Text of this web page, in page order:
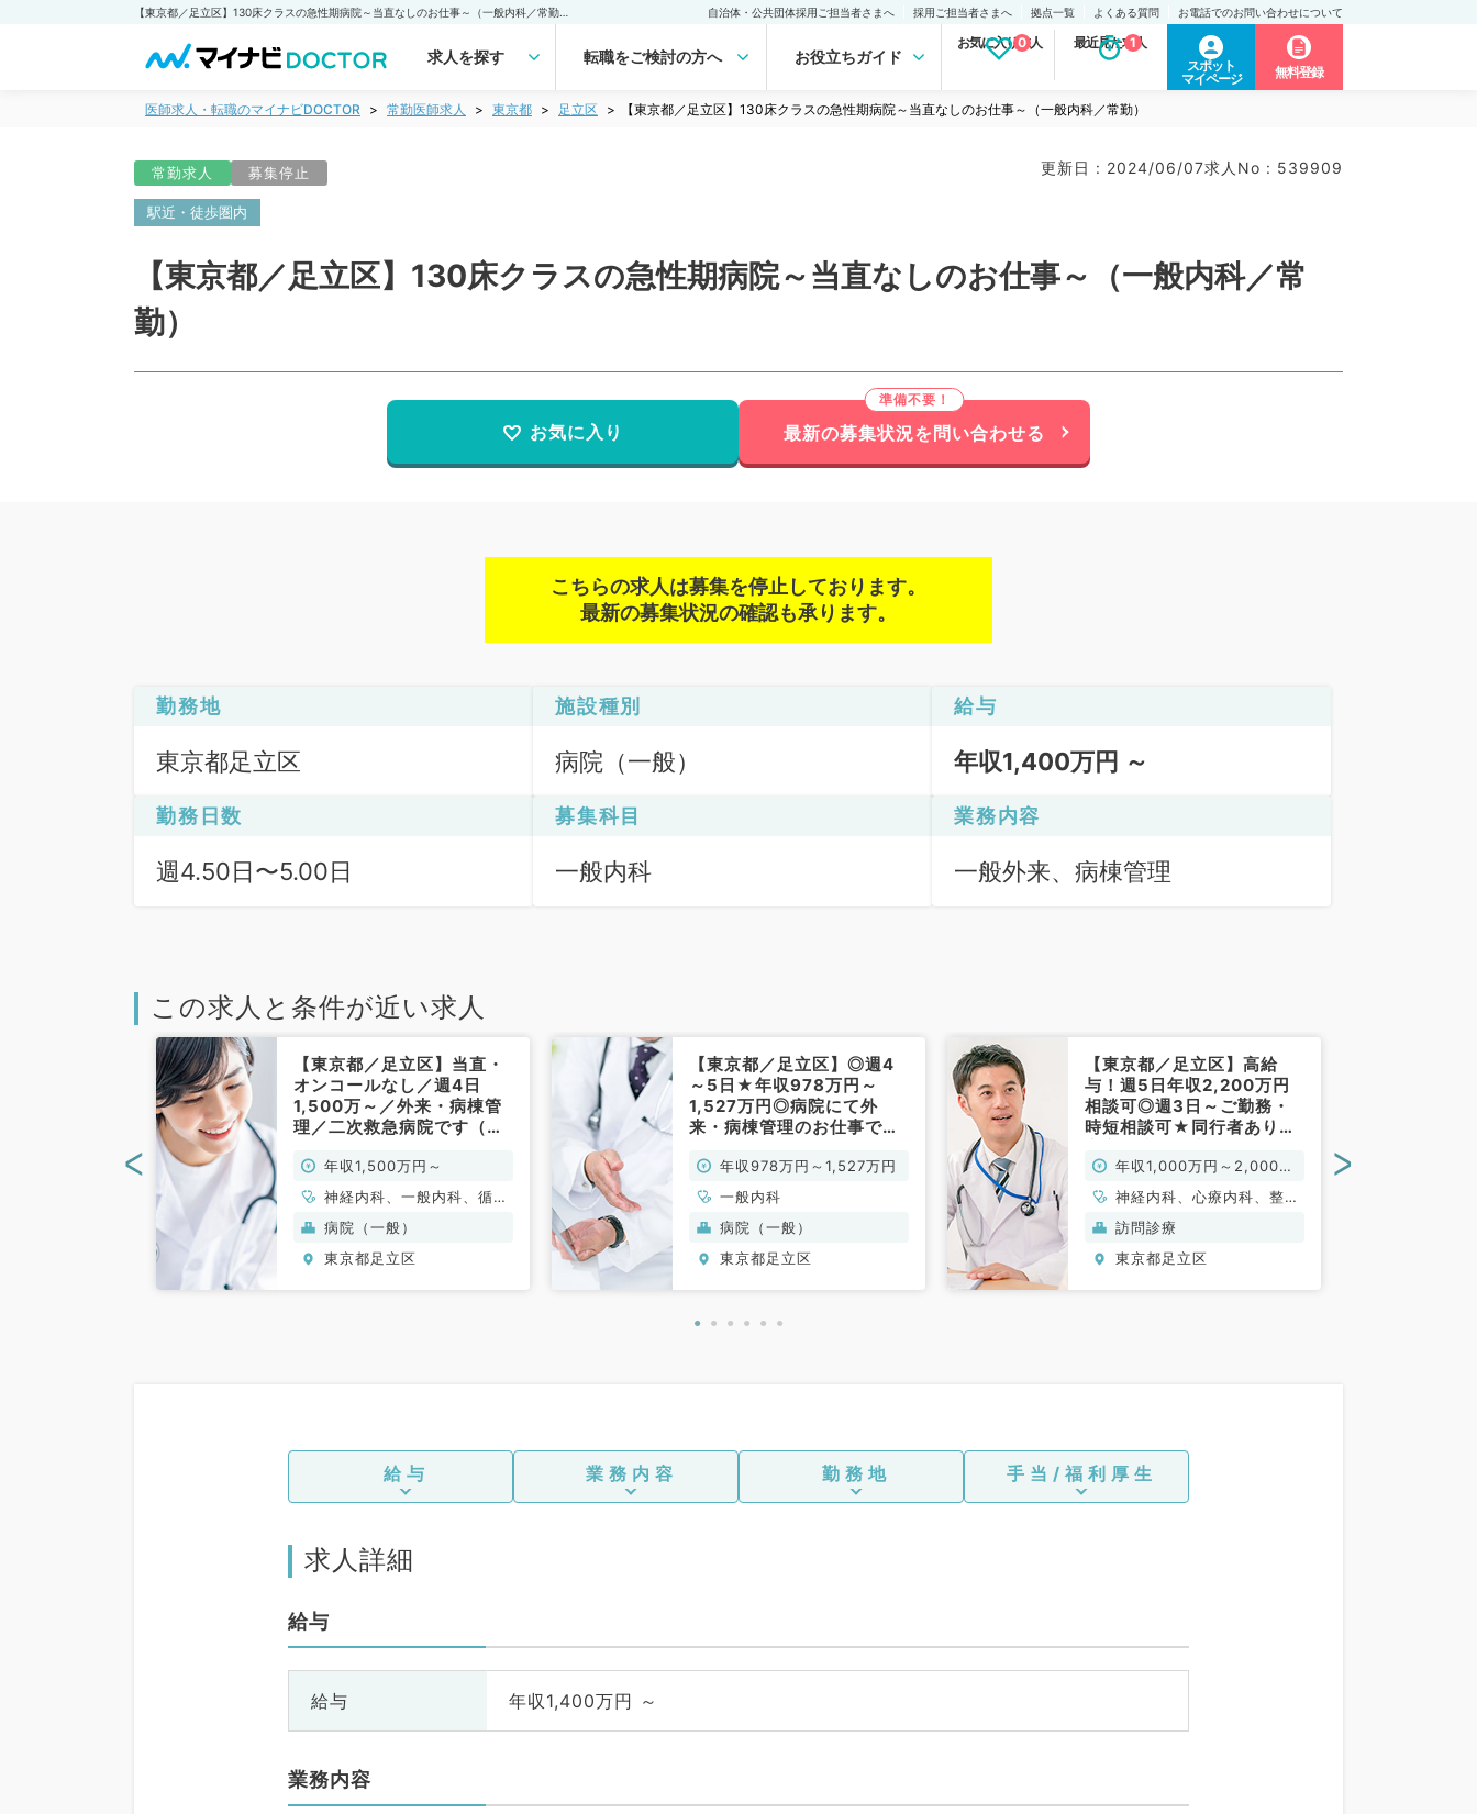
自治体・公共団体採用ご担当者さまへ 採用ご担当者さまへ 拠点一覧 よくある質問 お電話でのお問い合わせについて
求人を探す 転職をご検討の方へ お役立ちガイド
お気に入り求人
0 最近見た求人
1
スポット
マイページ
無料登録
医師求人・転職のマイナビDOCTOR 常勤医師求人 東京都 足立区 【東京都／足立区】130床クラスの急性期病院～当直なしのお仕事～（一般内科／常勤）
常勤求人 募集停止 更新日 : 2024/06/07求人No : 539909
駅近・徒歩圏内
【東京都／足立区】130床クラスの急性期病院～当直なしのお仕事～（一般内科／常
勤）
お気に入り 最新の募集状況を問い合わせる
こちらの求人は募集を停止しております。
最新の募集状況の確認も承ります。
勤務地
東京都足立区
施設種別
病院（一般）
給与
年収1,400万円 ～
勤務日数
週4.50日〜5.00日
募集科目
一般内科
業務内容
一般外来、病棟管理
この求人と条件が近い求人
【東京都／足立区】当直・
オンコールなし／週4日
1,500万～／外来・病棟管
理／二次救急病院です（一
年収1,500万円～
神経内科、一般内科、循環
器内科、呼吸器内科、消化
器内科、内分泌・代謝内
科、腎臓内科、老年内科、
病院（一般）
東京都足立区
【東京都／足立区】◎週4
～5日★年収978万円～
1,527万円◎病院にて外
来・病棟管理のお仕事で
年収978万円～1,527万円
一般内科
病院（一般）
東京都足立区
【東京都／足立区】高給
与！週5日年収2,200万円
相談可◎週3日～ご勤務・
時短相談可★同行者ありで
オンコール・出動なしも相
談できます◎（内科系,外科
系／常勤）
年収1,000万円～2,000万
円
神経内科、心療内科、整形
外科、形成外科、美容外
科、脳神経外科、呼吸器外
科、心臓血管外科、小児外
脊髄・脊椎外科
訪問診療
東京都足立区
< >
給与 業務内容 勤務地 手当/福利厚生
求人詳細
給与
給与 年収1,400万円 ～
業務内容